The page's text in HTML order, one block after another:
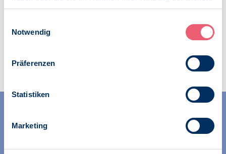
gesammelt haben.
Notwendig
Präferenzen
Statistiken
Marketing